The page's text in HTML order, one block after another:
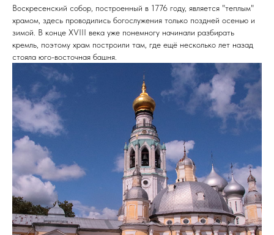
Воскресенский собор, построенный в 1776 году, является "теплым"
храмом, здесь проводились богослужения только поздней осенью и
зимой. В конце XVIII века уже понемногу начинали разбирать
кремль, поэтому храм построили там, где ещё несколько лет назад
стояла юго-восточная башня.